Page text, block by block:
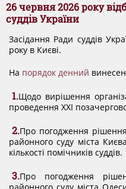
26 червня 2026 року
суддів України
Засідання Ради суддів
року в Києві.
На порядок денний
1.Щодо вирішення
проведення ХХІ
2.Про погодження
районного суду міста
кількості помічників суддів.
3.Про погодження